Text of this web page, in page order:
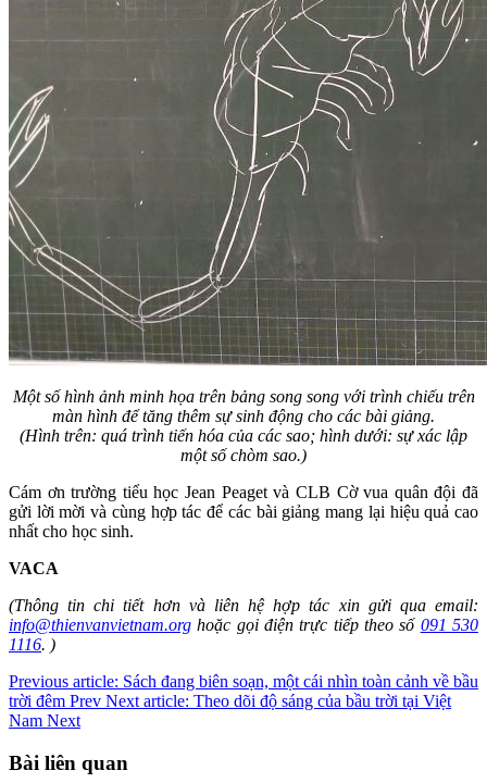
Một số hình ảnh minh họa trên bảng song song với trình chiếu trên
màn hình để tăng thêm sự sinh động cho các bài giảng.
(Hình trên: quá trình tiến hóa của các sao; hình dưới: sự xác lập
một số chòm sao.)
Cám ơn trường tiểu học Jean Peaget và CLB Cờ vua quân đội đã
gửi lời mời và cùng hợp tác để các bài giảng mang lại hiệu quả cao
nhất cho học sinh.
VACA
(Thông tin chi tiết hơn và liên hệ hợp tác xin gửi qua email:
info@thienvanvietnam.org hoặc gọi điện trực tiếp theo số 091 530
1116. )
Previous article: Sách đang biên soạn, một cái nhìn toàn cảnh về bầu
trời đêm Prev Next article: Theo dõi độ sáng của bầu trời tại Việt
Nam Next
Bài liên quan